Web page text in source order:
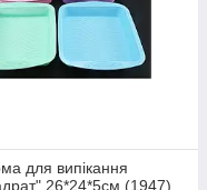
для випікання
26*24*5см (1947),